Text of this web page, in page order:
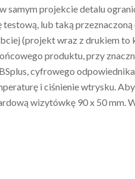
projekcie detalu
testową, lub taką
(projekt wraz z drukiem to
produktu, przy
cyfrowego
i ciśnienie wtrysku.
wizytówkę 90 x 50 mm.